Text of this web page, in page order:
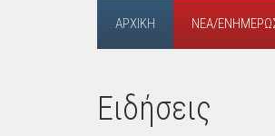
ΑΡΧΙΚΉ ΝΈΑ/
Ειδήσεις